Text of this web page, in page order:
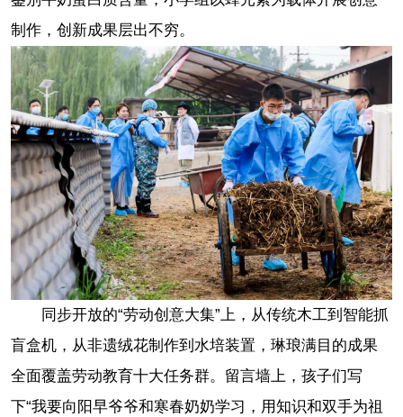
制作，创新成果层出不穷。
同步开放的“劳动创意大集”上，从传统木工到智能抓
盲盒机，从非遗绒花制作到水培装置，琳琅满目的成果
全面覆盖劳动教育十大任务群。留言墙上，孩子们写
下“我要向阳早爷爷和寒春奶奶学习，用知识和双手为祖